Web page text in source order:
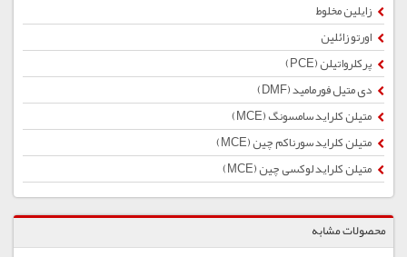
زایلین مخلوط
اورتو زائلین
پرکلرواتیلن (PCE)
دی متیل فورمامید (DMF)
متیلن کلراید سامسونگ (MCE)
متیلن کلراید سورناکم چین (MCE)
متیلن کلراید لوکسی چین (MCE)
محصولات مشابه